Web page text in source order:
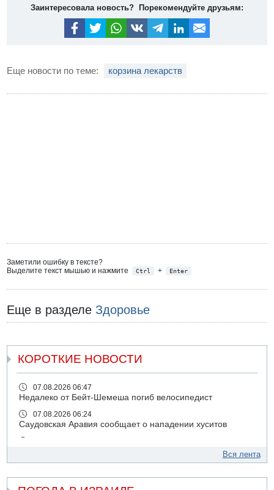
Заинтересовала новость? Порекомендуйте друзьям:
Еще новости по теме: корзина лекарств
Заметили ошибку в тексте?
Выделите текст мышью и нажмите
Ctrl + Enter
Еще в разделе Здоровье
КОРОТКИЕ НОВОСТИ
07.08.2026 06:47
Недалеко от Бейт-Шемеша погиб велосипедист
07.08.2026 06:24
Саудовская Аравия сообщает о нападении хуситов
Арестованы двое подозреваемых в стрельбе по
Вся лента